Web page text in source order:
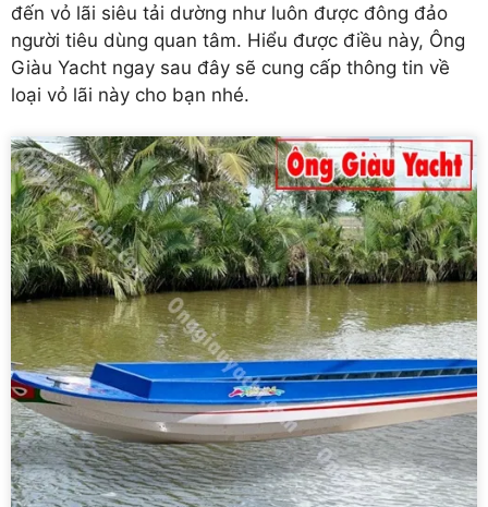
đến vỏ lãi siêu tải dường như luôn được đông đảo
người tiêu dùng quan tâm. Hiểu được điều này, Ông
Giàu Yacht ngay sau đây sẽ cung cấp thông tin về
loại vỏ lãi này cho bạn nhé.